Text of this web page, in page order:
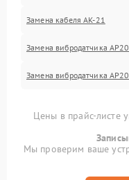
Замена кабеля АК-21
Замена вибродатчика
Замена вибродатчика
Цены в прайс-листе
Мы проверим ваше